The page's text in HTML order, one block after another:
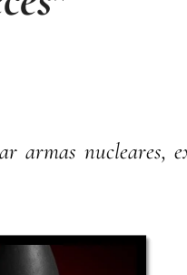
armas nucleares,